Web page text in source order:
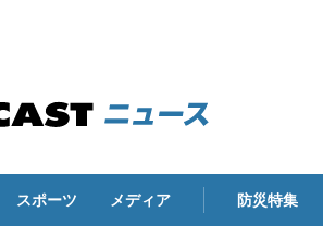
スポーツ メディア 防災特集